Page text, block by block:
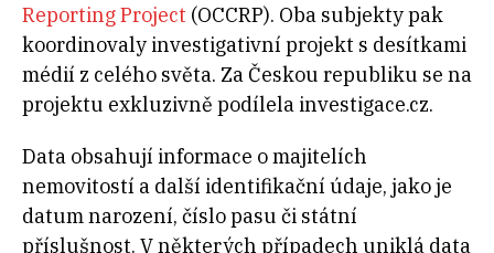
Reporting Project (OCCRP). Oba subjekty pak
koordinovaly investigativní projekt s desítkami
médií z celého světa. Za Českou republiku se na
projektu exkluzivně podílela investigace.cz.
Data obsahují informace o majitelích
nemovitostí a další identifikační údaje, jako je
datum narození, číslo pasu či státní
příslušnost. V některých případech uniklá data